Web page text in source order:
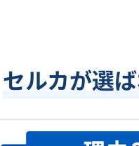
セルカが選